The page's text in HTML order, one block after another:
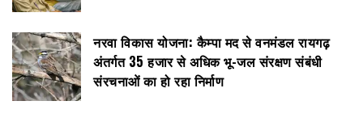
नरवा विकास योजना: कैम्पा मद से वनमंडल रायगढ़
अंतर्गत 35 हजार से अधिक भू-जल संरक्षण संबंधी
संरचनाओं का हो रहा निर्माण